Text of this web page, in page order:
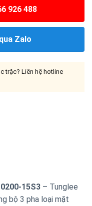
926 488
Zalo
trặc? Liên hệ hotline
15S3 – Tunglee
bộ 3 pha loại mặt